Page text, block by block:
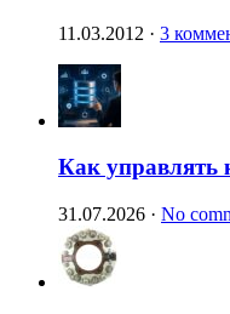
11.03.2012 · 3
Как управлять
31.07.2026 · No